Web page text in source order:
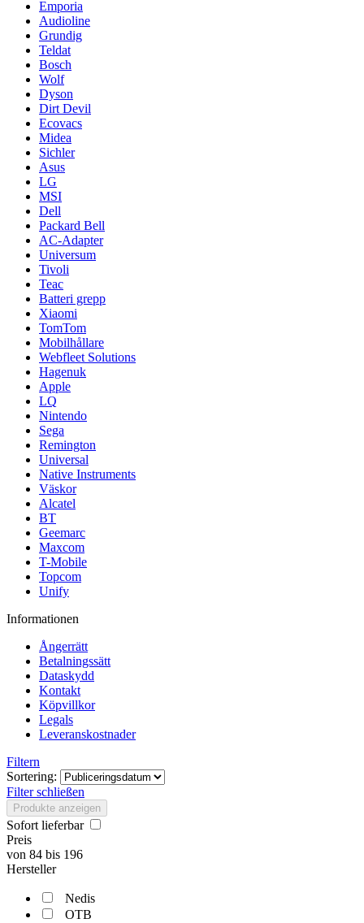
Emporia
Audioline
Grundig
Teldat
Bosch
Wolf
Dyson
Dirt Devil
Ecovacs
Midea
Sichler
Asus
LG
MSI
Dell
Packard Bell
AC-Adapter
Universum
Tivoli
Teac
Batteri grepp
Xiaomi
TomTom
Mobilhållare
Webfleet Solutions
Hagenuk
Apple
LQ
Nintendo
Sega
Remington
Universal
Native Instruments
Väskor
Alcatel
BT
Geemarc
Maxcom
T-Mobile
Topcom
Unify
Informationen
Ångerrätt
Betalningssätt
Dataskydd
Kontakt
Köpvillkor
Legals
Leveranskostnader
Filtern
Sortering:
Filter schließen
Produkte anzeigen
Sofort lieferbar
Preis
von 84 bis 196
Hersteller
Nedis
OTB